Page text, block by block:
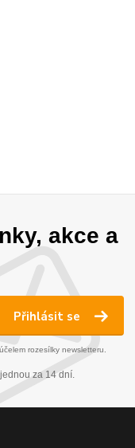
akce a
Přihlásit se
rozesílky newsletteru.
za 14 dní.